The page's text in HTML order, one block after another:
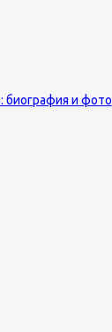
биография и фото